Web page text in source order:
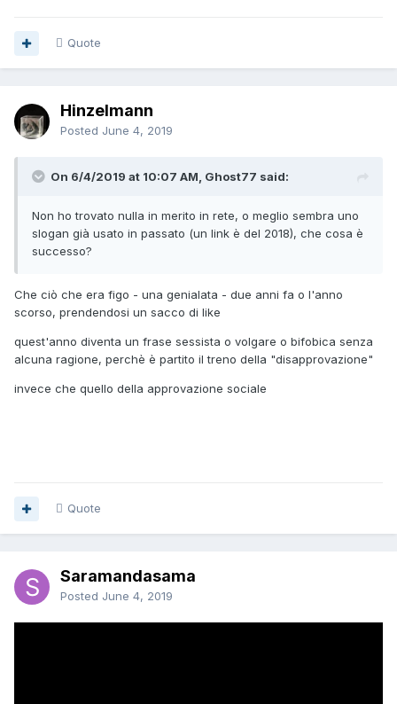
Quote
Hinzelmann
Posted June 4, 2019
On 6/4/2019 at 10:07 AM, Ghost77 said:
Non ho trovato nulla in merito in rete, o meglio sembra uno
slogan già usato in passato (un link è del 2018), che cosa è
successo?
Che ciò che era figo - una genialata - due anni fa o l'anno
scorso, prendendosi un sacco di like
quest'anno diventa un frase sessista o volgare o bifobica senza
alcuna ragione, perchè è partito il treno della "disapprovazione"
invece che quello della approvazione sociale
Quote
Saramandasama
Posted June 4, 2019